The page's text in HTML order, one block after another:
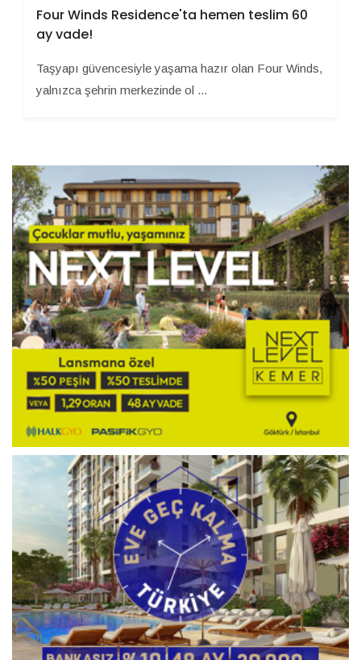
Four Winds Residence'ta hemen teslim 60
ay vade!
Taşyapı güvencesiyle yaşama hazır olan Four Winds,
yalnızca şehrin merkezinde ol ...